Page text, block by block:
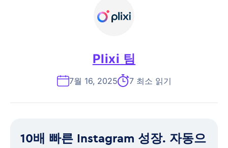
Plixi 팀
7월 16, 2025 7 최소 읽기
10배 빠른 Instagram 성장. 자동으